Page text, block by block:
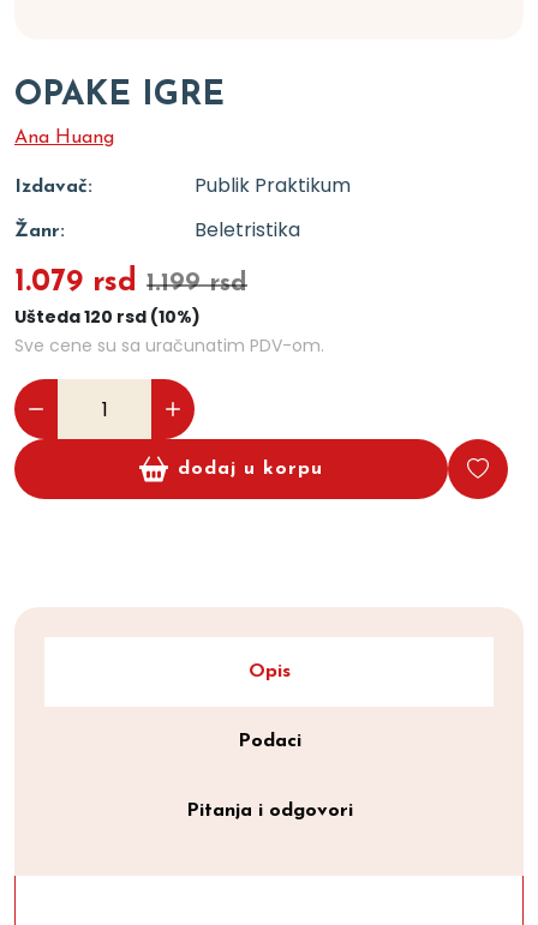
OPAKE IGRE
Ana Huang
Izdavač: Publik Praktikum
Žanr: Beletristika
1.079 rsd 1.199 rsd
Ušteda 120 rsd (10%)
Sve cene su sa uračunatim PDV-om.
dodaj u korpu
Opis
Podaci
Pitanja i odgovori